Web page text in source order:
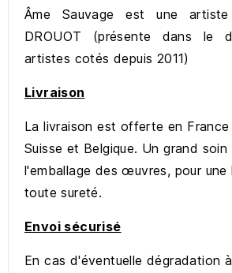
Âme Sauvage est une
DROUOT (présente dans le
artistes cotés depuis 2011)
Livraison
La livraison est offerte en
Suisse et Belgique. Un grand
l'emballage des œuvres, pour une
toute sureté.
Envoi sécurisé
En cas d'éventuelle dégradation